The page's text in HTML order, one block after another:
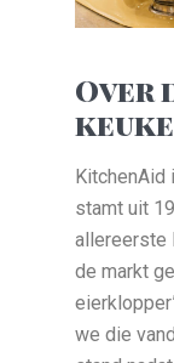
Over
KitchenAid
stamt uit
allereerste
de markt
we die